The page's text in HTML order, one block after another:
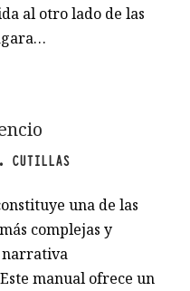
al otro lado de las
CUTILLAS
una de las
complejas y
narrativa
manual ofrece un